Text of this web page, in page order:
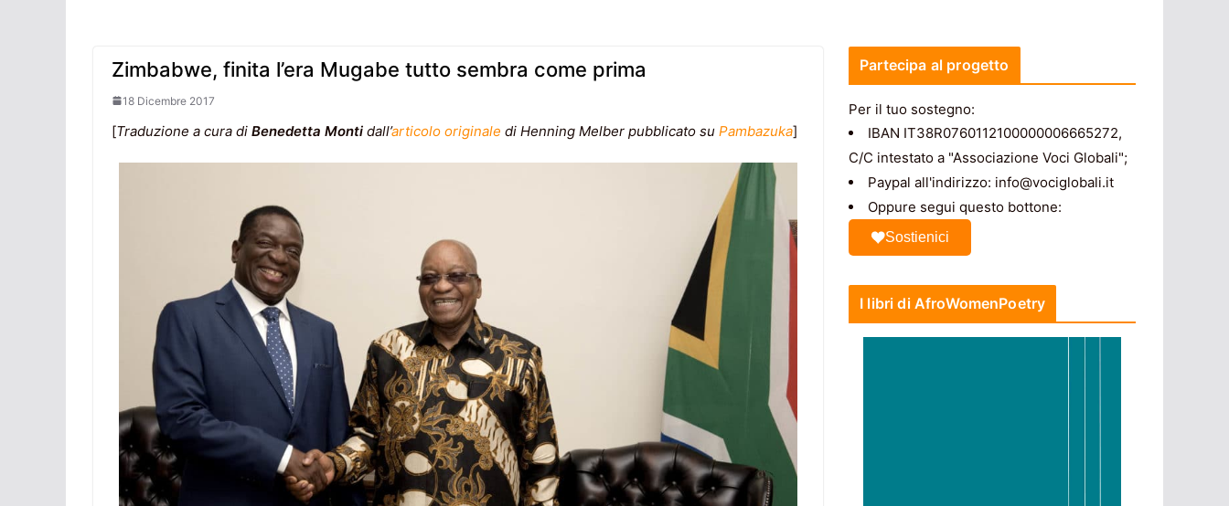
Zimbabwe, finita l’era Mugabe tutto sembra come prima
18 Dicembre 2017
[Traduzione a cura di Benedetta Monti dall’articolo originale di Henning Melber pubblicato su Pambazuka]
Partecipa al progetto
Per il tuo sostegno:
IBAN IT38R0760112100000006665272,
C/C intestato a "Associazione Voci Globali";
Paypal all'indirizzo: info@vociglobali.it
Oppure segui questo bottone:
Sostienici
I libri di AfroWomenPoetry